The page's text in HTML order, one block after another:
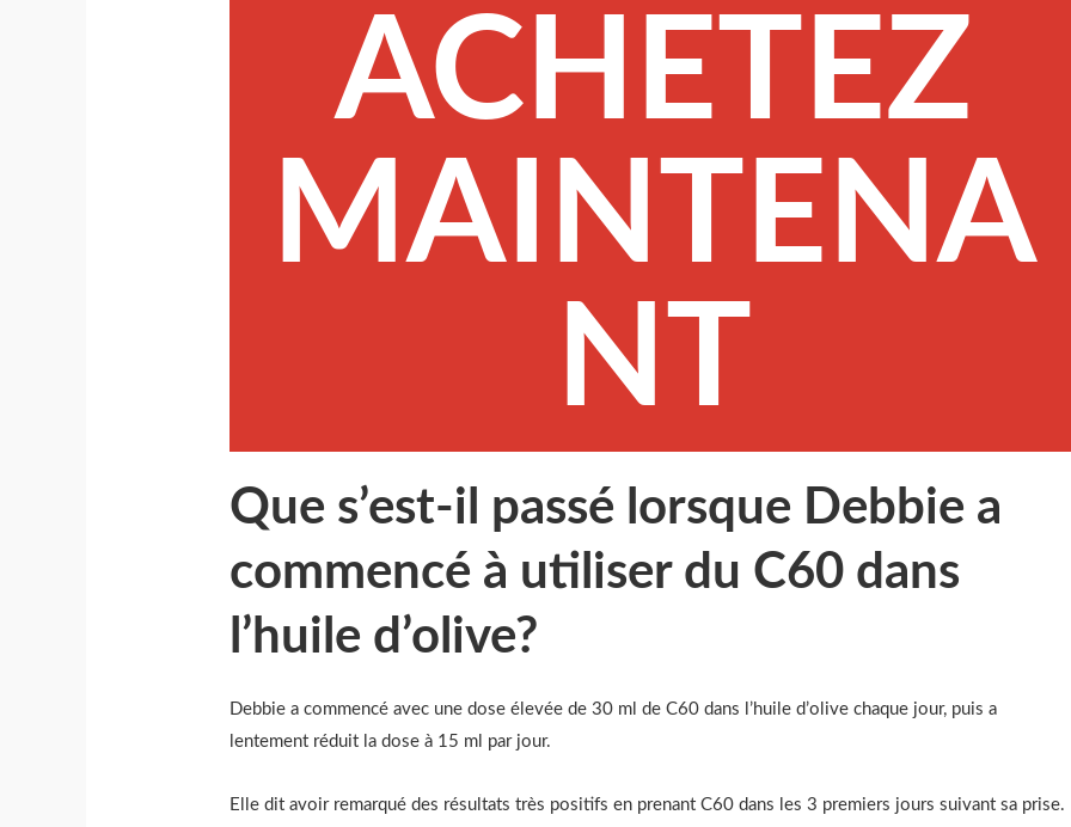
ACHETEZ
MAINTENA
NT
Que s’est-il passé lorsque Debbie a
commencé à utiliser du C60 dans
l’huile d’olive?
Debbie a commencé avec une dose élevée de 30 ml de C60 dans l’huile d’olive chaque jour, puis a
lentement réduit la dose à 15 ml par jour.
Elle dit avoir remarqué des résultats très positifs en prenant C60 dans les 3 premiers jours suivant sa prise.